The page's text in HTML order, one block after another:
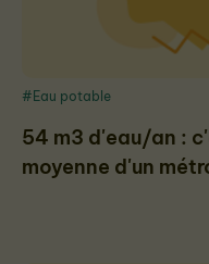
54 m3 d'eau/an :
moyenne d'un
#Eau potable